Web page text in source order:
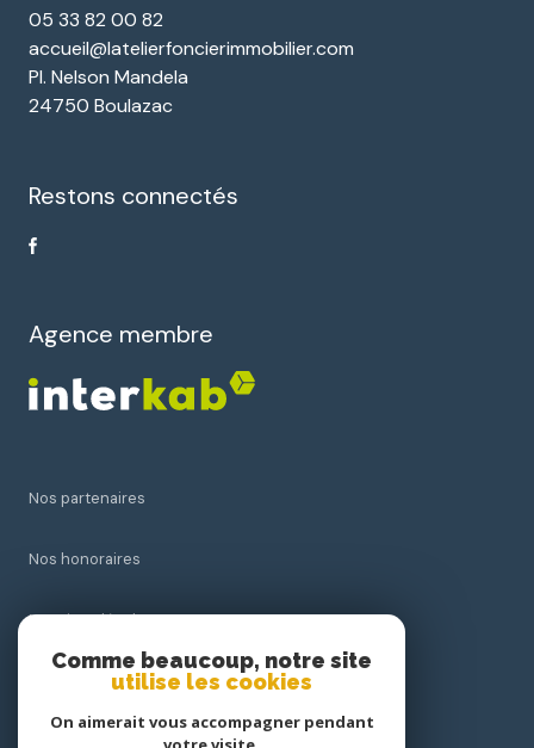
05 33 82 00 82
accueil@latelierfoncierimmobilier.com
Pl. Nelson Mandela
24750 Boulazac
Restons connectés
Agence membre
Nos partenaires
Nos honoraires
Mentions légales
Comme beaucoup, notre site
utilise les cookies
On aimerait vous accompagner pendant